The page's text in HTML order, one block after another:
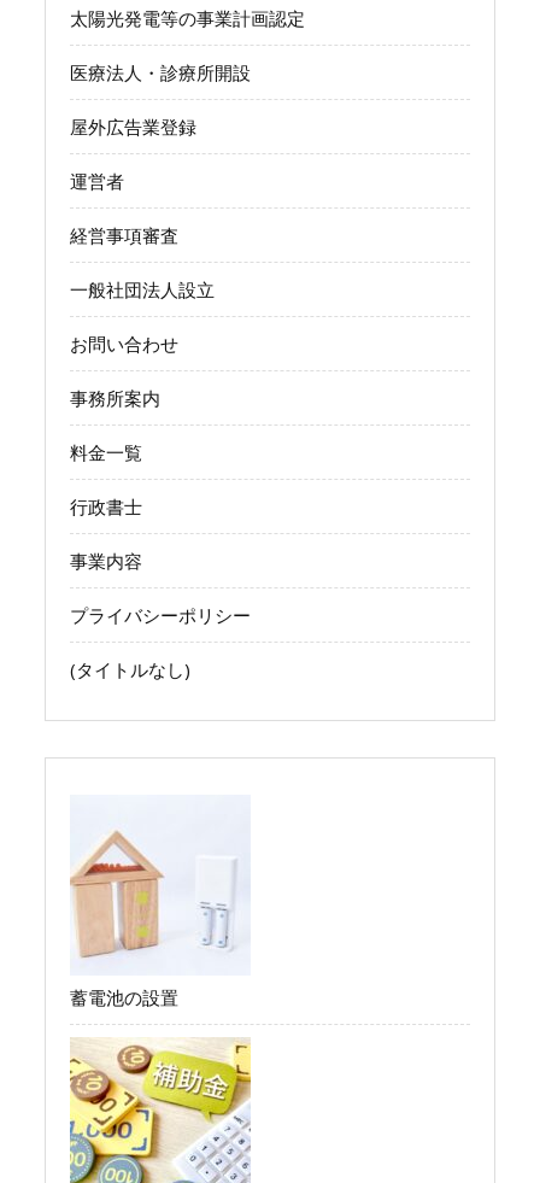
太陽光発電等の事業計画認定
医療法人・診療所開設
屋外広告業登録
運営者
経営事項審査
一般社団法人設立
お問い合わせ
事務所案内
料金一覧
行政書士
事業内容
プライバシーポリシー
(タイトルなし)
蓄電池の設置